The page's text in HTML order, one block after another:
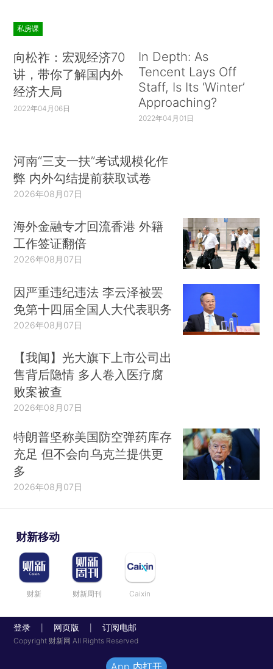
私房课
向松祚：宏观经济70
讲，带你了解国内外
经济大局
2022年04月06日
In Depth: As
Tencent Lays Off
Staff, Is Its ‘Winter’
Approaching?
2022年04月01日
河南“三支一扶”考试规模化作
弊 内外勾结提前获取试卷
2026年08月07日
海外金融专才回流香港 外籍
工作签证翻倍
2026年08月07日
因严重违纪违法 李云泽被罢
免第十四届全国人大代表职务
2026年08月07日
【我闻】光大旗下上市公司出
售背后隐情 多人卷入医疗腐
败案被查
2026年08月07日
特朗普坚称美国防空弹药库存
充足 但不会向乌克兰提供更
多
2026年08月07日
财新移动
财新 财新周刊 Caixin
登录 网页版 订阅电邮
Copyright 财新网 All Rights Reserved
App 内打开